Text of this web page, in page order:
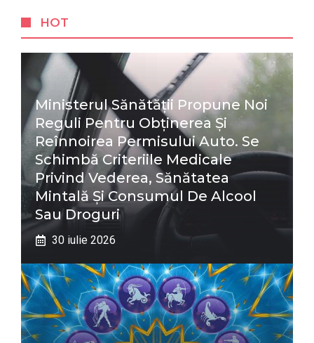
HOT
Ministerul Sănătății Propune Noi
Reguli Pentru Obținerea Și
Reînnoirea Permisului Auto. Se
Schimbă Criteriile Medicale
Privind Vederea, Sănătatea
Mintală Și Consumul De Alcool
Sau Droguri
30 iulie 2026